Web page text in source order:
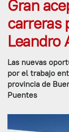
Gran
carreras
Leandro
Las nuevas
por el trabajo
provincia de
Puentes